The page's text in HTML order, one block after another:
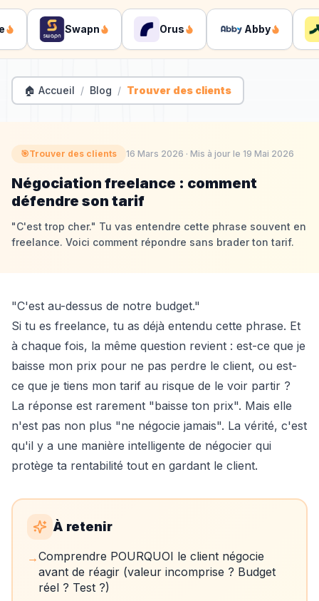
Swapn Orus Abby
🏠 Accueil / Blog / Trouver des clients
🎯Trouver des clients 16 Mars 2026 · Mis à jour le 19 Mai 2026
Négociation freelance : comment
défendre son tarif
"C'est trop cher." Tu vas entendre cette phrase souvent en
freelance. Voici comment répondre sans brader ton tarif.
"C'est au-dessus de notre budget."
Si tu es freelance, tu as déjà entendu cette phrase. Et
à chaque fois, la même question revient : est-ce que je
baisse mon prix pour ne pas perdre le client, ou est-
ce que je tiens mon tarif au risque de le voir partir ?
La réponse est rarement "baisse ton prix". Mais elle
n'est pas non plus "ne négocie jamais". La vérité, c'est
qu'il y a une manière intelligente de négocier qui
protège ta rentabilité tout en gardant le client.
À retenir
→Comprendre POURQUOI le client négocie
avant de réagir (valeur incomprise ? Budget
réel ? Test ?)